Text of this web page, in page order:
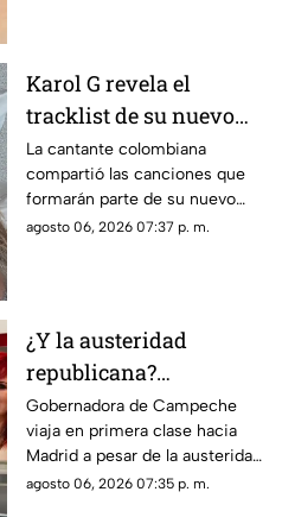
Karol G revela el
tracklist de su nuevo
álbum antes de su
lanzamiento; esta es la
lista completa
La cantante colombiana
compartió las canciones que
formarán parte de su nuevo
material de estudio,
agosto 06, 2026 07:37 p. m.
¿Y la austeridad
republicana?
Gobernadora Layda
Sansores viaja en
primera clase hacia
Madrid
Gobernadora de Campeche
viaja en primera clase hacia
Madrid a pesar de la austeridad
republicana.
agosto 06, 2026 07:35 p. m.